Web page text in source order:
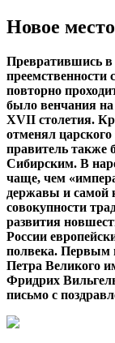
Новое
Превратившись в
повторно
было венчания
XVII столетия.
отменял
правитель также
Сибирским. В
чаще, чем
державы и самой
совокупности
развития
России
полвека. Первым
Петра Великого
Фридрих
письмо с